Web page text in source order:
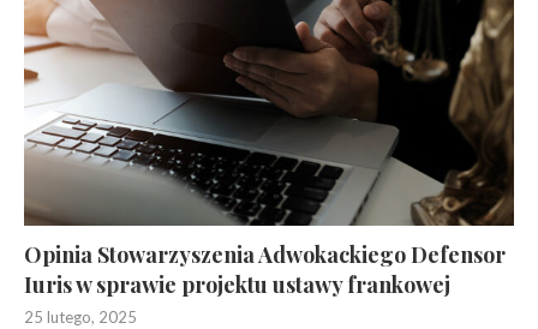
Opinia Stowarzyszenia Adwokackiego Defensor
Iuris w sprawie projektu ustawy frankowej
25 lutego, 2025